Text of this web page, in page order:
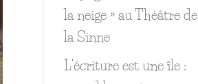
la neige » au Théâtre de
la Sinne
L’écriture est une île :